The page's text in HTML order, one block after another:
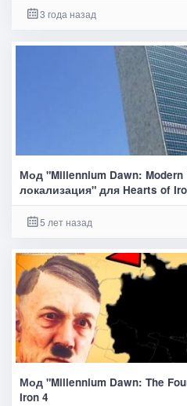
3 года назад
Мод "Millennium Dawn: Modern
локализация" для Hearts of
5 лет назад
Мод "Millennium Dawn: The
Iron 4